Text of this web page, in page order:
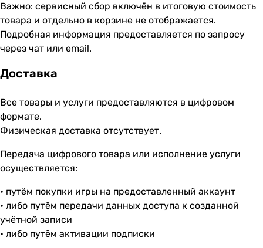
Важно: сервисный сбор включён в итоговую стоимость
товара и отдельно в корзине не отображается.
Подробная информация предоставляется по запросу
через чат или email.
Доставка
Все товары и услуги предоставляются в цифровом
формате.
Физическая доставка отсутствует.
Передача цифрового товара или исполнение услуги
осуществляется:
• путём покупки игры на предоставленный аккаунт
• либо путём передачи данных доступа к созданной
учётной записи
• либо путём активации подписки